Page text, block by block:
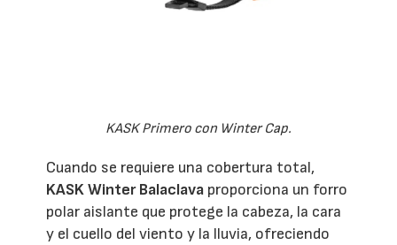
KASK Primero con Winter Cap.
Cuando se requiere una cobertura total,
KASK Winter Balaclava proporciona un forro
polar aislante que protege la cabeza, la cara
y el cuello del viento y la lluvia, ofreciendo